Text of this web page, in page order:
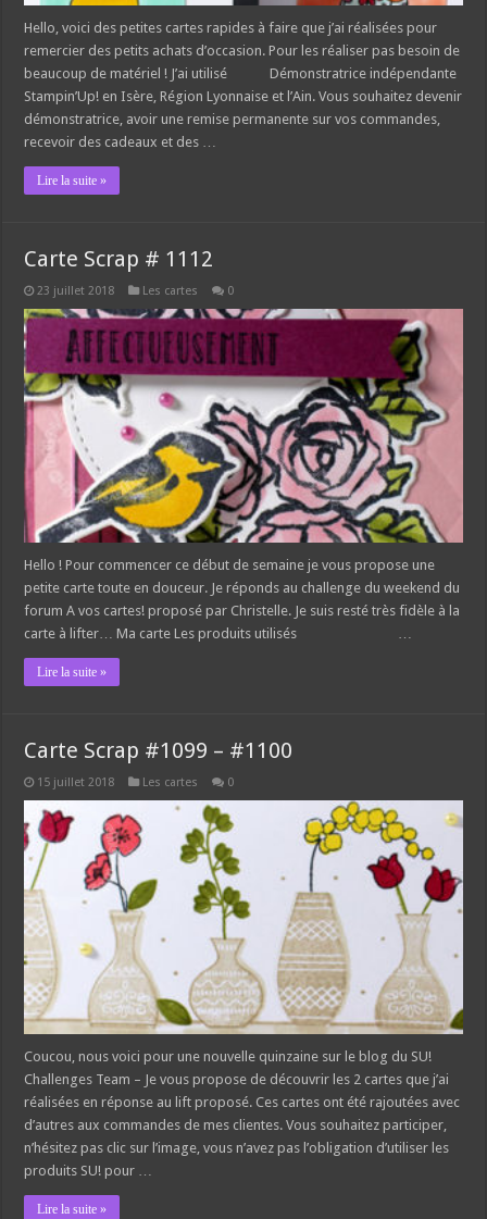
Hello, voici des petites cartes rapides à faire que j’ai réalisées pour
remercier des petits achats d’occasion. Pour les réaliser pas besoin de
beaucoup de matériel ! J’ai utilisé Démonstratrice indépendante
Stampin’Up! en Isère, Région Lyonnaise et l’Ain. Vous souhaitez devenir
démonstratrice, avoir une remise permanente sur vos commandes,
recevoir des cadeaux et des …
Lire la suite »
Carte Scrap # 1112
23 juillet 2018 Les cartes 0
Hello ! Pour commencer ce début de semaine je vous propose une
petite carte toute en douceur. Je réponds au challenge du weekend du
forum A vos cartes! proposé par Christelle. Je suis resté très fidèle à la
carte à lifter… Ma carte Les produits utilisés …
Lire la suite »
Carte Scrap #1099 – #1100
15 juillet 2018 Les cartes 0
Coucou, nous voici pour une nouvelle quinzaine sur le blog du SU!
Challenges Team – Je vous propose de découvrir les 2 cartes que j’ai
réalisées en réponse au lift proposé. Ces cartes ont été rajoutées avec
d’autres aux commandes de mes clientes. Vous souhaitez participer,
n’hésitez pas clic sur l’image, vous n’avez pas l’obligation d’utiliser les
produits SU! pour …
Lire la suite »